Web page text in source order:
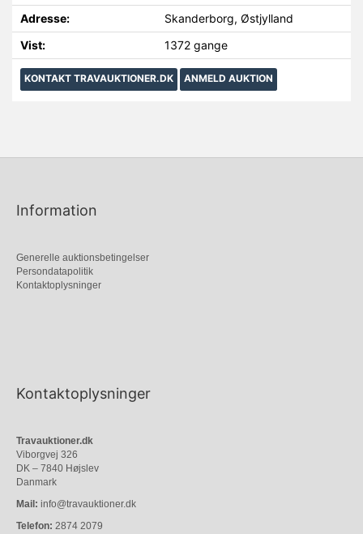
Adresse:
Skanderborg, Østjylland
Vist:
1372 gange
KONTAKT TRAVAUKTIONER.DK ANMELD AUKTION
Information
Generelle auktionsbetingelser
Persondatapolitik
Kontaktoplysninger
Kontaktoplysninger
Travauktioner.dk
Viborgvej 326
DK – 7840 Højslev
Danmark
Mail: info@travauktioner.dk
Telefon: 2874 2079